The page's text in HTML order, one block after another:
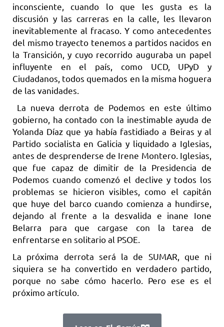
inconsciente, cuando lo que les gusta es la
discusión y las carreras en la calle, les llevaron
inevitablemente al fracaso. Y como antecedentes
del mismo trayecto tenemos a partidos nacidos en
la Transición, y cuyo recorrido auguraba un papel
influyente en el país, como UCD, UPyD y
Ciudadanos, todos quemados en la misma hoguera
de las vanidades.
La nueva derrota de Podemos en este último
gobierno, ha contado con la inestimable ayuda de
Yolanda Díaz que ya había fastidiado a Beiras y al
Partido socialista en Galicia y liquidado a Iglesias,
antes de desprenderse de Irene Montero. Iglesias,
que fue capaz de dimitir de la Presidencia de
Podemos cuando comenzó el declive y todos los
problemas se hicieron visibles, como el capitán
que huye del barco cuando comienza a hundirse,
dejando al frente a la desvalida e inane Ione
Belarra para que cargase con la tarea de
enfrentarse en solitario al PSOE.
La próxima derrota será la de SUMAR, que ni
siquiera se ha convertido en verdadero partido,
porque no sabe cómo hacerlo. Pero ese es el
próximo artículo.